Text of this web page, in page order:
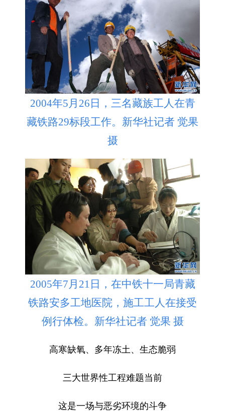
2004年5月26日，三名藏族工人在青
藏铁路29标段工作。新华社记者 觉果
摄
2005年7月21日，在中铁十一局青藏
铁路安多工地医院，施工工人在接受
例行体检。新华社记者 觉果 摄
高寒缺氧、多年冻土、生态脆弱
三大世界性工程难题当前
这是一场与恶劣环境的斗争